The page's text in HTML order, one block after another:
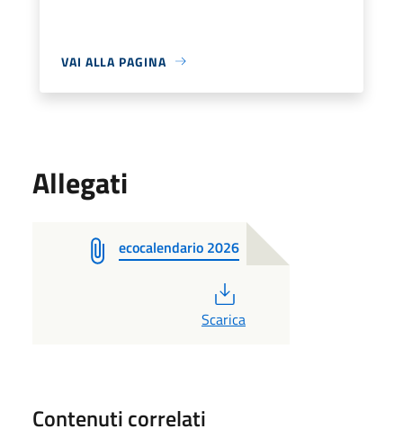
VAI ALLA PAGINA
Allegati
ecocalendario 2026
Scarica
Contenuti correlati